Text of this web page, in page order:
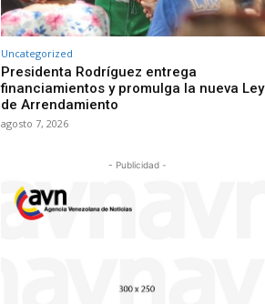
Uncategorized
Presidenta Rodríguez entrega
financiamientos y promulga la nueva Ley
de Arrendamiento
agosto 7, 2026
- Publicidad -